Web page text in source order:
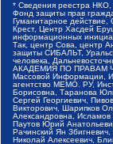
* Сведения реестра НКО,
Фонд защиты прав
Гуманитарное действие,
Крест, Центр Хасдей
информационных
Так, центр Сова, центр
защиты СИБАЛЬТ,
человека,
АКАДЕМИЯ ПО ПРАВАМ
Массовой Информации,
агентство МЕМО. РУ,
Борисовна, Таранова
Сергей Георгиевич,
Викторович, Шарипков
Александровна,
Паутов Юрий
Рачинский Ян
Николай Алексеевич,